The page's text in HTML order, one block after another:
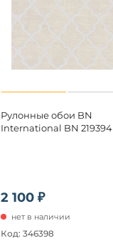
2 100 ₽
Рулонные обои BN
International BN 219394
нет в наличии
Код: 346398